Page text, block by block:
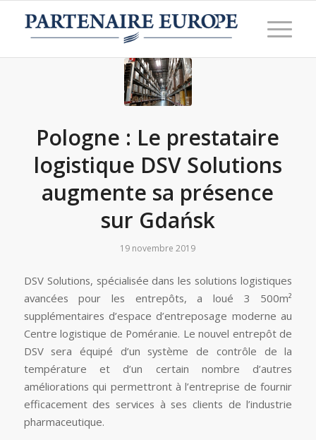
Pologne : Le prestataire
logistique DSV Solutions
augmente sa présence
sur Gdańsk
19 novembre 2019
DSV Solutions, spécialisée dans les solutions logistiques
avancées pour les entrepôts, a loué 3 500m²
supplémentaires d’espace d’entreposage moderne au
Centre logistique de Poméranie. Le nouvel entrepôt de
DSV sera équipé d’un système de contrôle de la
température et d’un certain nombre d’autres
améliorations qui permettront à l’entreprise de fournir
efficacement des services à ses clients de l’industrie
pharmaceutique.